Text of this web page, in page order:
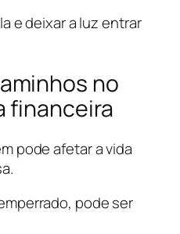
e deixar a luz entrar
no
financeira
pode afetar a vida
pode ser